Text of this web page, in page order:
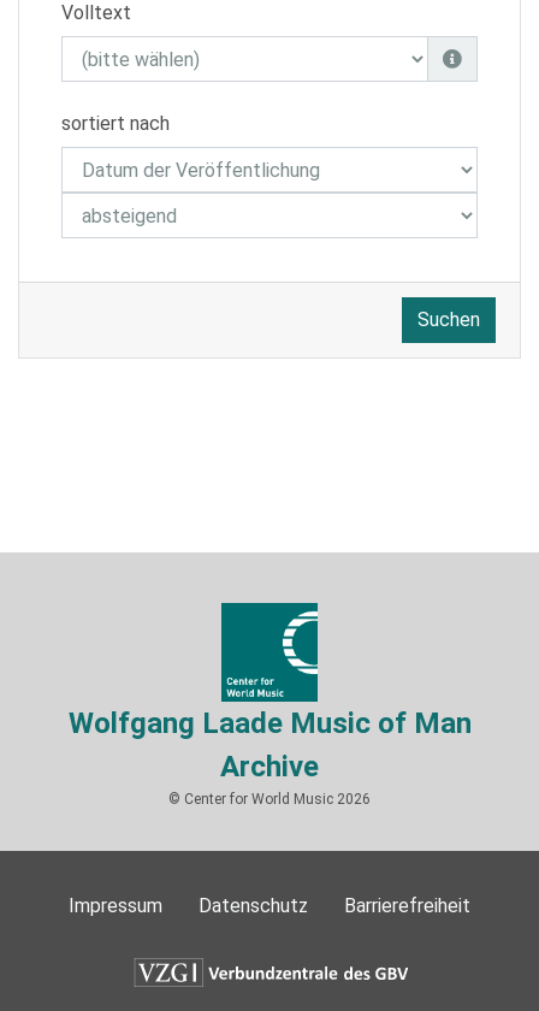
Volltext
sortiert nach
Suchen
Wolfgang Laade Music of Man
Archive
© Center for World Music 2026
Impressum Datenschutz Barrierefreiheit